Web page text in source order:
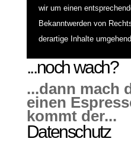
wir um einen
Bekanntwerden von
derartige Inhalte
...noch wach?
...dann mach
einen
kommt der...
Datenschutz